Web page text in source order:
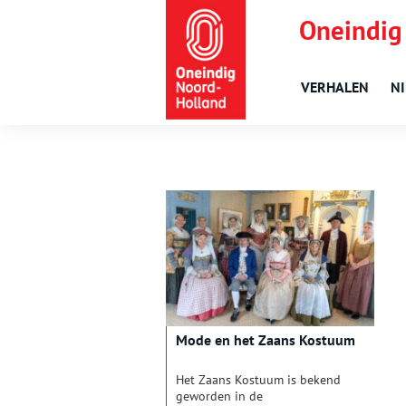
VERHALEN
Mode en het Zaans Kostuum
Het Zaans Kostuum is bekend
geworden in de